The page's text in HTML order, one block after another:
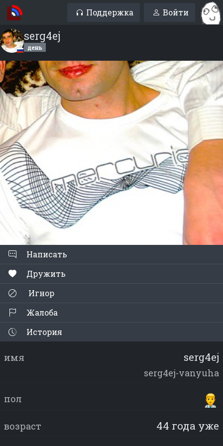
Поддержка Войти
serg4ej
день
Написать
Дружить
Игнор
Жалоба
История
имя serg4ej
serg4ej-vanyuha
пол
возраст 44 года уже